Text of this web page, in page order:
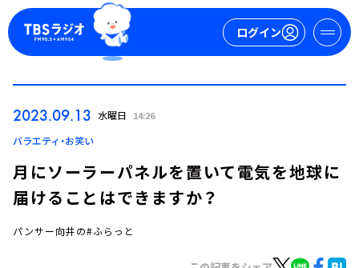
ログイン
ログイン
2023.09.13 水曜日 14:26
バラエティ・お笑い
月にソーラーパネルを置いて電気を地球に
届けることはできますか？
パンサー向井の#ふらっと